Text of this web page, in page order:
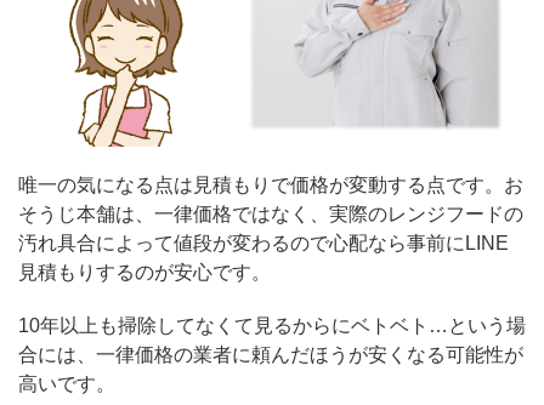
唯一の気になる点は見積もりで価格が変動する点です。お
そうじ本舗は、一律価格ではなく、実際のレンジフードの
汚れ具合によって値段が変わるので心配なら事前にLINE
見積もりするのが安心です。
10年以上も掃除してなくて見るからにベトベト…という場
合には、一律価格の業者に頼んだほうが安くなる可能性が
高いです。